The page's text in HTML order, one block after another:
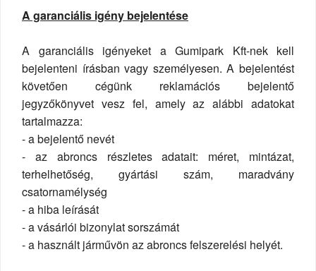
A garanciális igény bejelentése
A garanciális igényeket a Gumipark Kft-nek kell
bejelenteni írásban vagy személyesen. A bejelentést
követően cégünk reklamációs bejelentő
jegyzőkönyvet vesz fel, amely az alábbi adatokat
tartalmazza:
- a bejelentő nevét
- az abroncs részletes adatait: méret, mintázat,
terhelhetőség, gyártási szám, maradvány
csatornamélység
- a hiba leírását
- a vásárlói bizonylat sorszámát
- a használt járművön az abroncs felszerelési helyét.